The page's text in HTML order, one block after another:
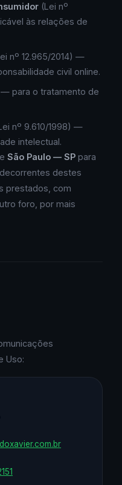
(Lei nº
às relações de
nº 12.965/2014) —
civil online.
— para o tratamento de
nº 9.610/1998) —
intelectual.
São Paulo — SP para
destes
prestados, com
foro, por mais
Uso: